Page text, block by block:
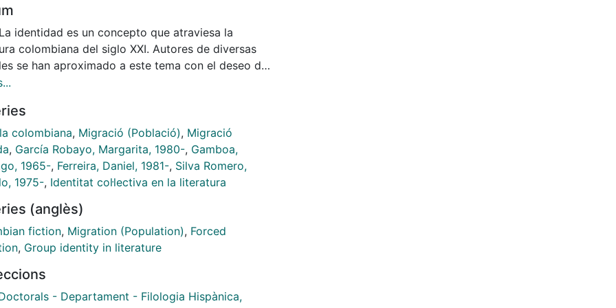
identidad es un concepto que atraviesa la
colombiana del siglo XXI. Autores de diversas
se han aproximado a este tema con el deseo de
y representar, desde la ficción, la construcción
En este sentido, la presente investigación
la relación entre la identidad y tres fenómenos
derivados de la violencia: la migración, el
forzado y el desarraigo. El propósito es
el modo en que estos influyen en las filiaciones
contemporáneas: Hasta que pase un huracán
y Tiempo muerto (2017), de Margarita García
Volver al oscuro valle (2017), de Santiago
y Río muerto (2020), de Ricardo Silva. Para esto,
un acercamiento entre el análisis literario y la
colombiana, Migració (Població), Migració
, García Robayo, Margarita, 1980-, Gamboa,
1965-, Ferreira, Daniel, 1981-, Silva Romero,
1975-, Identitat col·lectiva en la literatura
(anglès)
fiction, Migration (Population), Forced
, Group identity in literature
- Departament - Filologia Hispànica,